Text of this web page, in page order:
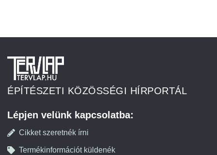
ÉPÍTÉSZETI KÖZÖSSÉGI HÍRPORTÁL
Lépjen velünk kapcsolatba:
Cikket szeretnék írni
Termékinformációt küldenék